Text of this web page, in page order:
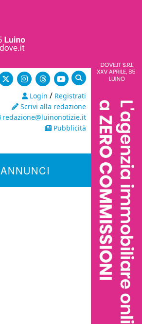
Login / Registrati
Scrivi alla redazione
redazione@luinonotizie.it
Pubblicità
ANNUNCI